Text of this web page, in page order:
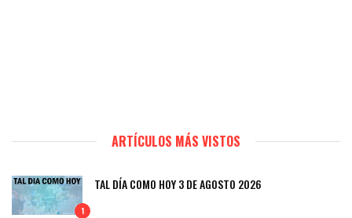
ARTÍCULOS MÁS VISTOS
1
TAL DÍA COMO HOY 3 DE AGOSTO 2026